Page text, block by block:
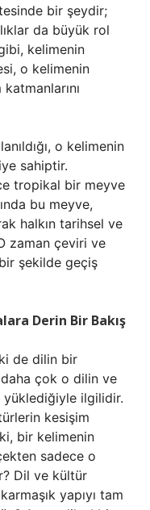
bir şeydir;
da büyük rol
kelimenin
o kelimenin
o kelimenin
sahiptir.
tropikal bir meyve
bu meyve,
halkın tarihsel ve
zaman çeviri ve
şekilde geçiş
Derin Bir Bakış
de dilin bir
daha çok o dilin ve
yüklediğiyle ilgilidir.
kesişim
bir kelimenin
sadece o
Dil ve kültür
yapıyı tam